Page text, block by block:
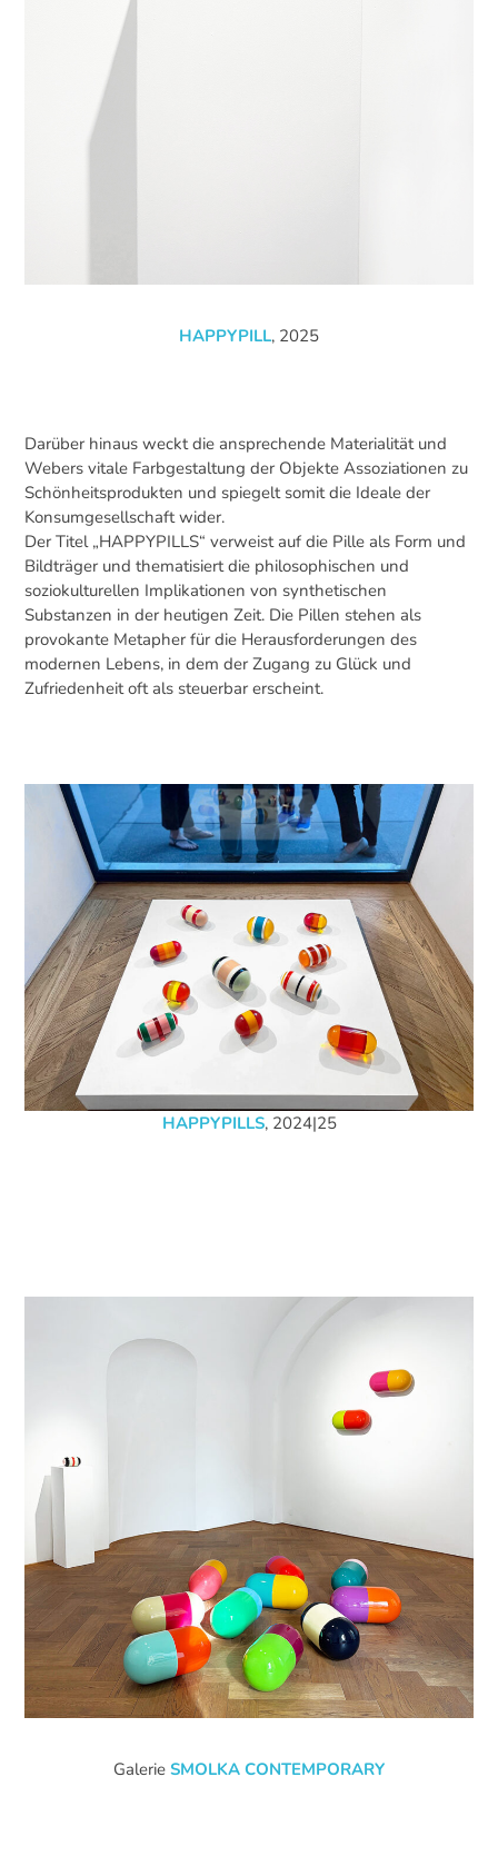
HAPPYPILL, 2025
Darüber hinaus weckt die ansprechende Materialität und
Webers vitale Farbgestaltung der Objekte Assoziationen zu
Schönheitsprodukten und spiegelt somit die Ideale der
Konsumgesellschaft wider.
Der Titel „HAPPYPILLS“ verweist auf die Pille als Form und
Bildträger und thematisiert die philosophischen und
soziokulturellen Implikationen von synthetischen
Substanzen in der heutigen Zeit. Die Pillen stehen als
provokante Metapher für die Herausforderungen des
modernen Lebens, in dem der Zugang zu Glück und
Zufriedenheit oft als steuerbar erscheint.
HAPPYPILLS, 2024|25
Galerie SMOLKA CONTEMPORARY